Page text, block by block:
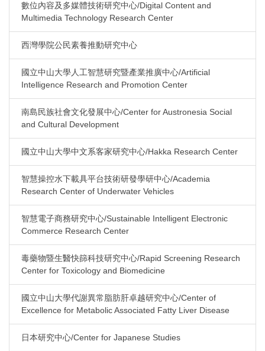
數位內容及多媒體技術研究中心/Digital Content and
Multimedia Technology Research Center
西灣學院公民素養推動研究中心
國立中山大學人工智慧研究暨產業推廣中心/Artificial
Intelligence Research and Promotion Center
南島民族社會文化發展中心/Center for Austronesia Social
and Cultural Development
國立中山大學中文系客家研究中心/Hakka Research Center
智慧操控水下載具平台技術研發學研中心/Academia
Research Center of Underwater Vehicles
智慧電子商務研究中心/Sustainable Intelligent Electronic
Commerce Research Center
毒藥物暨生醫快篩科技研究中心/Rapid Screening Research
Center for Toxicology and Biomedicine
國立中山大學代謝異常脂肪肝卓越研究中心/Center of
Excellence for Metabolic Associated Fatty Liver Disease
日本研究中心/Center for Japanese Studies